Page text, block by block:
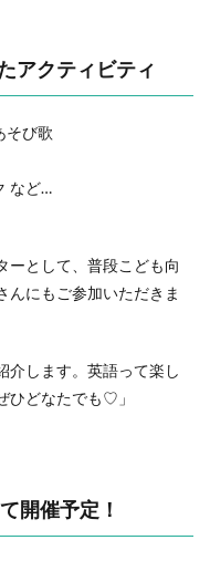
アクティビティ
そび歌
など…
ーとして、普段こども向
んにもご参加いただきま
介します。英語って楽し
ひどなたでも♡」
開催予定！